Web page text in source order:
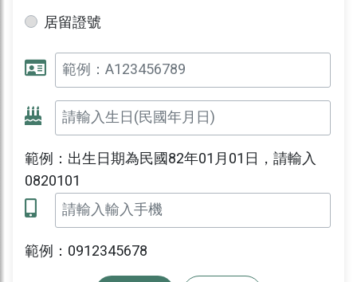
居留證號
範例：出生日期為民國82年01月01日，請輸入
0820101
範例：0912345678